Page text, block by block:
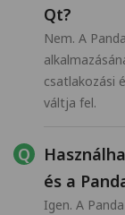
Qt?
Nem. A
csatlakozási
váltja fel.
és a
Igen. A